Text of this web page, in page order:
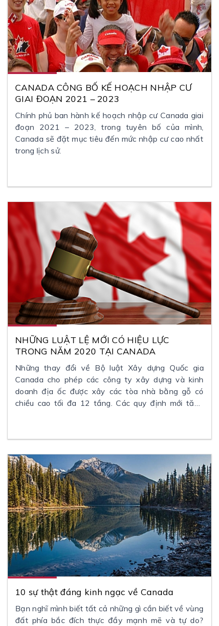
CANADA CÔNG BỐ KẾ HOẠCH NHẬP CƯ
GIAI ĐOẠN 2021 – 2023
Chính phủ ban hành kế hoạch nhập cư Canada giai
đoạn 2021 – 2023, trong tuyên bố của mình,
Canada sẽ đặt mục tiêu đến mức nhập cư cao nhất
trong lịch sử.
NHỮNG LUẬT LỆ MỚI CÓ HIỆU LỰC
TRONG NĂM 2020 TẠI CANADA
Những thay đổi về Bộ luật Xây dựng Quốc gia
Canada cho phép các công ty xây dựng và kinh
doanh địa ốc được xây các tòa nhà bằng gỗ có
chiều cao tối đa 12 tầng. Các quy định mới tăng
biến kỹ thuật.
10 sự thật đáng kinh ngạc về Canada
Bạn nghĩ mình biết tất cả những gì cần biết về vùng
đất phía bắc đích thực đầy mạnh mẽ và tự do?